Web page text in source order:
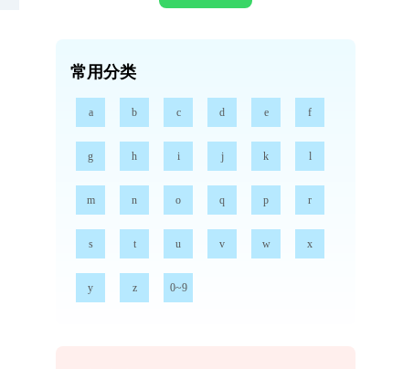
常用分类
a b c d e f
g h i j k l
m n o q p r
s t u v w x
y z 0~9